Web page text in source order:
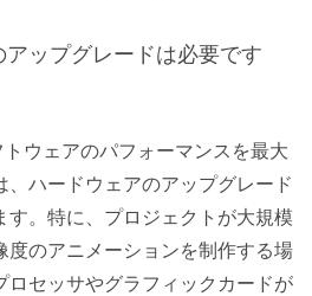
ップグレードは必要です
ウェアのパフォーマンスを最大
、ハードウェアのアップグレード
す。特に、プロジェクトが大規模
度のアニメーションを制作する場
ロセッサやグラフィックカードが